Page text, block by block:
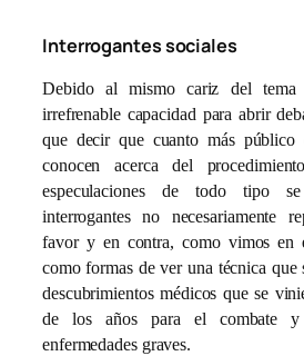
Interrogantes sociales
Debido al mismo cariz del tema
irrefrenable capacidad para abrir
que decir que cuanto más público
conocen acerca del
especulaciones de todo tipo
interrogantes no necesariamente
favor y en contra, como vimos en
como formas de ver una técnica
descubrimientos médicos que se
de los años para el combate
enfermedades graves.